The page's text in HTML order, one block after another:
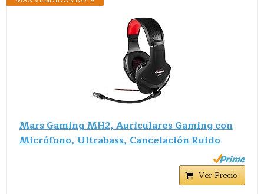
Mars Gaming MH2, Auriculares Gaming con
Micrófono, Ultrabass, Cancelación Ruido
Ver Precio